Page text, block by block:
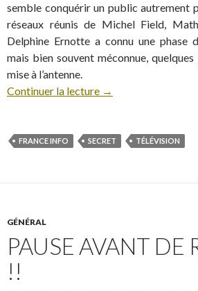
semble conquérir un public autrement
réseaux réunis de Michel Field,
Delphine Ernotte a connu une phase
mais bien souvent méconnue,
mise à l’antenne.
Continuer la lecture →
FRANCE INFO SECRET TÉLÉVISION
GÉNÉRAL
PAUSE AVANT DE
!!